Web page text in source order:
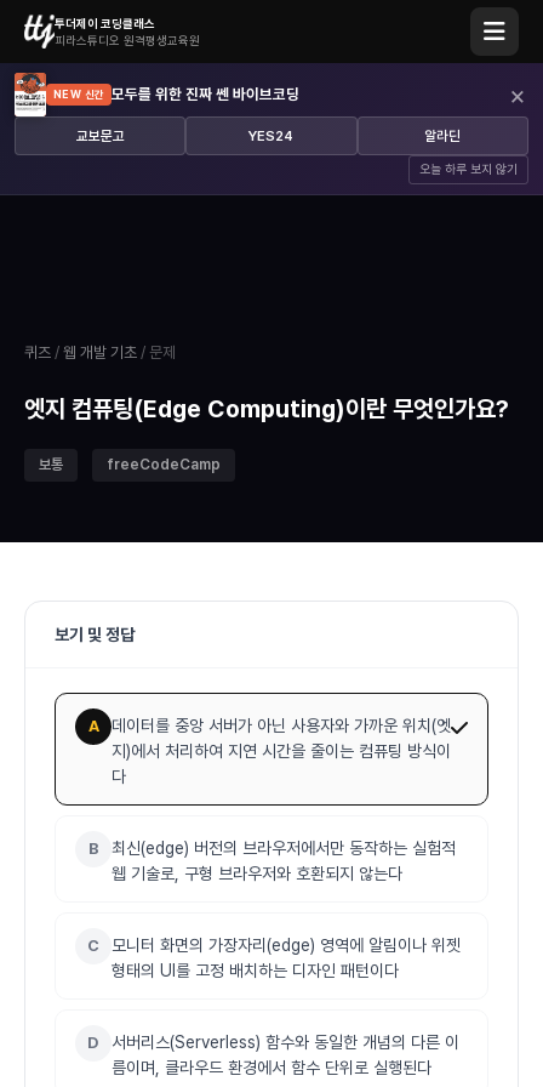
투더제이 코딩클래스
피라스튜디오 원격평생교육원
NEW 신간 모두를 위한 진짜 쎈 바이브코딩
교보문고 YES24 알라딘
오늘 하루 보지 않기
×
퀴즈 / 웹 개발 기초 / 문제
엣지 컴퓨팅(Edge Computing)이란 무엇인가요?
보통 freeCodeCamp
보기 및 정답
A
데이터를 중앙 서버가 아닌 사용자와 가까운 위치(엣
지)에서 처리하여 지연 시간을 줄이는 컴퓨팅 방식이
다
B
최신(edge) 버전의 브라우저에서만 동작하는 실험적
웹 기술로, 구형 브라우저와 호환되지 않는다
C
모니터 화면의 가장자리(edge) 영역에 알림이나 위젯
형태의 UI를 고정 배치하는 디자인 패턴이다
D
서버리스(Serverless) 함수와 동일한 개념의 다른 이
름이며, 클라우드 환경에서 함수 단위로 실행된다